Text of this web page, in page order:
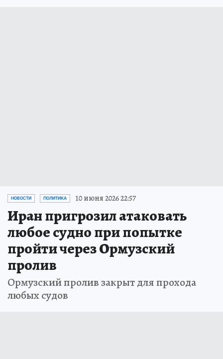
НОВОСТИ ПОЛИТИКА 10 июня 2026 22:57
Иран пригрозил атаковать
любое судно при попытке
пройти через Ормузский
пролив
Ормузский пролив закрыт для прохода
любых судов